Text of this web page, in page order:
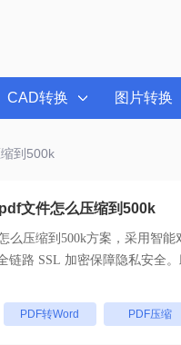
CAD转换 图片转换
到500k
文件怎么压缩到500k
么压缩到500k方案，采用智能
一键批量处理， 全链路 SSL 加密保障隐私
PDF转Word PDF压缩